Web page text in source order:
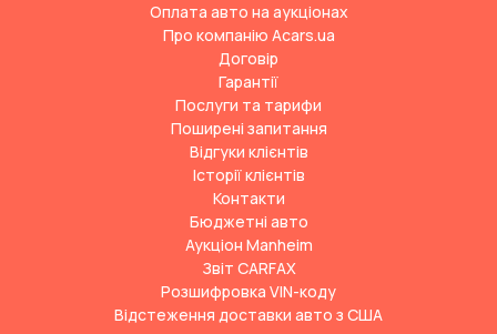
Оплата авто на аукціонах
Про компанію Acars.ua
Договір
Гарантії
Послуги та тарифи
Поширені запитання
Відгуки клієнтів
Історії клієнтів
Контакти
Бюджетні авто
Аукціон Manheim
Звіт CARFAX
Розшифровка VIN-коду
Відстеження доставки авто з США